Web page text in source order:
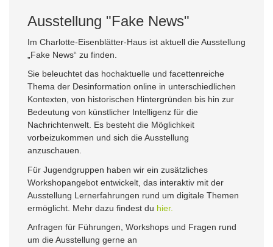
Ausstellung "Fake News"
Im Charlotte-Eisenblätter-Haus ist aktuell die Ausstellung
„Fake News“ zu finden.
Sie beleuchtet das hochaktuelle und facettenreiche
Thema der Desinformation online in unterschiedlichen
Kontexten, von historischen Hintergründen bis hin zur
Bedeutung von künstlicher Intelligenz für die
Nachrichtenwelt. Es besteht die Möglichkeit
vorbeizukommen und sich die Ausstellung
anzuschauen.
Für Jugendgruppen haben wir ein zusätzliches
Workshopangebot entwickelt, das interaktiv mit der
Ausstellung Lernerfahrungen rund um digitale Themen
ermöglicht. Mehr dazu findest du hier.
Anfragen für Führungen, Workshops und Fragen rund
um die Ausstellung gerne an